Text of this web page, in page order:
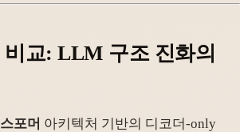
비교: LLM 구조 진화의
포머 아키텍처 기반의 디코더-only